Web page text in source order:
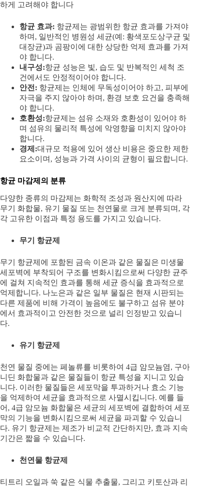
하게 고려해야 합니다
항균 효과: 항균제는 광범위한 항균 효과를 가져야
하며, 일반적인 병원성 세균(예: 황색포도상구균 및
대장균)과 곰팡이에 대한 상당한 억제 효과를 가져
야 합니다.
내구성:항균 성능은 빛, 습도 및 반복적인 세척 조
건에서도 안정적이어야 합니다.
안전: 항균제는 인체에 ​​무독성이어야 하고, 피부에
자극을 주지 않아야 하며, 환경 보호 요건을 충족해
야 합니다.
호환성:항균제는 섬유 소재와 호환성이 있어야 하
며 섬유의 물리적 특성에 악영향을 미치지 않아야
합니다.
경제:대규모 적용에 있어 생산 비용은 중요한 제한
요소이며, 성능과 가격 사이의 균형이 필요합니다.
항균 마감제의 분류
다양한 종류의 마감제는 화학적 조성과 원산지에 따라
무기 화합물, 유기 물질 또는 천연물로 크게 분류되며, 각
각 고유한 이점과 특정 용도를 가지고 있습니다.
무기 항균제
무기 항균제에 포함된 금속 이온과 같은 물질은 미생물
세포벽에 부착되어 구조를 변화시킴으로써 다양한 균주
에 걸쳐 지속적인 효과를 통해 세균 증식을 효과적으로
억제합니다. 나노은과 같은 일부 물질은 현재 시판되는
다른 제품에 비해 가격이 높음에도 불구하고 섬유 분야
에서 효과적이고 안전한 것으로 널리 인정받고 있습니
다.
유기 항균제
천연 물질 중에는 페놀류를 비롯하여 4급 암모늄염, 구아
니딘 화합물과 같은 물질들이 항균 특성을 지니고 있습
니다. 이러한 물질들은 세포막을 투과하거나 효소 기능
을 억제하여 세균을 효과적으로 사멸시킵니다. 예를 들
어, 4급 암모늄 화합물은 세균의 세포벽에 결합하여 세포
막의 기능을 변화시킴으로써 세균을 파괴할 수 있습니
다. 유기 항균제는 제조가 비교적 간단하지만, 효과 지속
기간은 짧을 수 있습니다.
천연물 항균제
티트리 오일과 쑥 같은 식물 추출물, 그리고 키토산과 리